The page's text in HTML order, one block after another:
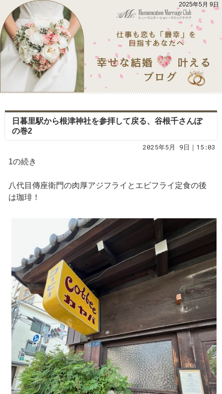
2025年5月 9日
日暮里駅から根津神社を参拝して戻る、谷根千さんぽ
の巻2
2025年5月 9日｜15:03
1の続き
八代目傳座衛門の肉厚アジフライとエビフライ定食の後
は珈琲！